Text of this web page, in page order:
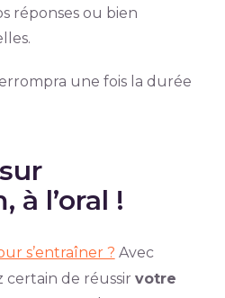
réponses ou bien
une fois la durée
à l’oral !
s’entraîner ? Avec
certain de réussir votre